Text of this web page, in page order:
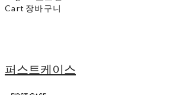
Cart 장바구니
퍼스트케이스